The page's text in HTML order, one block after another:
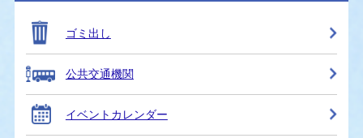
ゴミ出し
公共交通機関
イベントカレンダー